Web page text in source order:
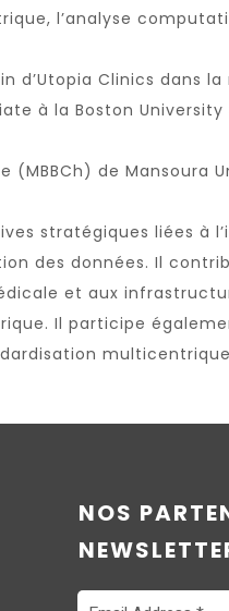
l’analyse
Clinics dans
à la Boston
(MBBCh) de Mansoura
stratégiques liées
des données. Il
et aux
Il participe
NOS